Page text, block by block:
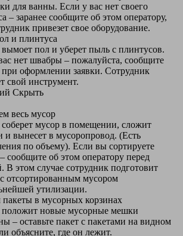
для ванны. Если у вас нет своего
– заранее сообщите об этом оператору,
привезет свое оборудование.
и плинтуса
пол и уберет пыль с плинтусов.
нет швабры – пожалуйста, сообщите
при оформлении заявки. Сотрудник
свой инструмент.
Скрыть
весь мусор
мусор в помещении, сложит
и вынесет в мусоропровод. (Есть
по объему). Если вы сортируете
сообщите об этом оператору перед
В этом случае сотрудник подготовит
отсортированным мусором
утилизации.
в мусорных корзинах
новые мусорные мешки
– оставьте пакет с пакетами на видном
объясните, где он лежит.